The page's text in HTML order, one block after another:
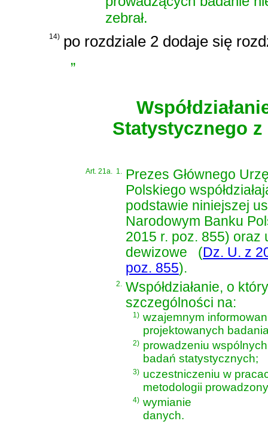
zebrał.
14) po rozdziale 2 dodaje się
„
Statystycznego
Art. 21a. 1.
Prezes Głównego
Polskiego
podstawie niniejszej
Narodowym Banku
2015 r. poz. 855) oraz
dewizowe
(Dz. U. z
poz. 855).
2.
Współdziałanie, o
szczególności na:
1) wzajemnym
projektowanych
2) prowadzeniu wspólnych
badań statystycznych;
3) uczestniczeniu w
metodologii
4) wymianie
danych.